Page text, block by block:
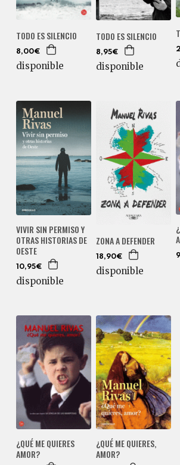
TODO ES SILENCIO
8,00€
disponible
TODO ES SILENCIO
8,95€
disponible
VIVIR SIN PERMISO Y
OTRAS HISTORIAS DE
OESTE
10,95€
disponible
ZONA A DEFENDER
18,90€
disponible
¿QUÉ ME QUIERES
AMOR?
¿QUÉ ME QUIERES,
AMOR?